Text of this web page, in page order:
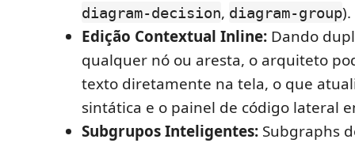
diagram-decision, diagram-group).
Edição Contextual Inline: Dando
qualquer nó ou aresta, o arquiteto
texto diretamente na tela, o que
sintática e o painel de código lateral
Subgrupos Inteligentes: Subgraphs